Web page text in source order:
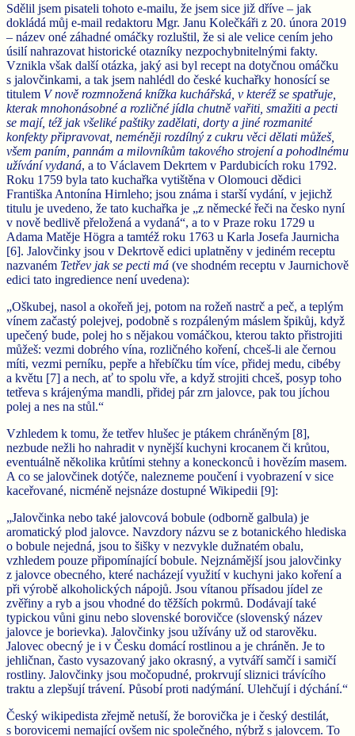
Sdělil jsem pisateli tohoto e-mailu, že jsem sice již dříve – jak
dokládá můj e-mail redaktoru Mgr. Janu Kolečkáři z 20. února 2019
– název oné záhadné omáčky rozluštil, že si ale velice cením jeho
úsilí nahrazovat historické otazníky nezpochybnitelnými fakty.
Vznikla však další otázka, jaký asi byl recept na dotyčnou omáčku
s jalovčinkami, a tak jsem nahlédl do české kuchařky honosící se
titulem V nově rozmnožená knížka kuchářská, v kteréž se spatřuje,
kterak mnohonásobné a rozličné jídla chutně vařiti, smažiti a pecti
se mají, též jak všeliké paštiky zadělati, dorty a jiné rozmanité
konfekty připravovat, neméněji rozdílný z cukru věci dělati můžeš,
všem paním, pannám a milovníkům takového strojení a pohodlnému
užívání vydaná, a to Václavem Dekrtem v Pardubicích roku 1792.
Roku 1759 byla tato kuchařka vytištěna v Olomouci dědici
Františka Antonína Hirnleho; jsou známa i starší vydání, v jejichž
titulu je uvedeno, že tato kuchařka je „z německé řeči na česko nyní
v nově bedlivě přeložená a vydaná“, a to v Praze roku 1729 u
Adama Matěje Högra a tamtéž roku 1763 u Karla Josefa Jaurnicha
[6]. Jalovčinky jsou v Dekrtově edici uplatněny v jediném receptu
nazvaném Tetřev jak se pecti má (ve shodném receptu v Jaurnichově
edici tato ingredience není uvedena):
„Oškubej, nasol a okořeň jej, potom na rožeň nastrč a peč, a teplým
vínem začastý polejvej, podobně s rozpáleným máslem špikůj, když
upečený bude, polej ho s nějakou vomáčkou, kterou takto přistrojiti
můžeš: vezmi dobrého vína, rozličného koření, chceš-li ale černou
míti, vezmi perníku, pepře a hřebíčku tím více, přidej medu, cibéby
a květu [7] a nech, ať to spolu vře, a když strojiti chceš, posyp toho
tetřeva s krájenýma mandli, přidej pár zrn jalovce, pak tou jíchou
polej a nes na stůl.“
Vzhledem k tomu, že tetřev hlušec je ptákem chráněným [8],
nezbude nežli ho nahradit v nynější kuchyni krocanem či krůtou,
eventuálně několika krůtími stehny a koneckonců i hovězím masem.
A co se jalovčinek dotýče, nalezneme poučení i vyobrazení v sice
kaceřované, nicméně nejsnáze dostupné Wikipedii [9]:
„Jalovčinka nebo také jalovcová bobule (odborně galbula) je
aromatický plod jalovce. Navzdory názvu se z botanického hlediska
o bobule nejedná, jsou to šišky v nezvykle dužnatém obalu,
vzhledem pouze připomínající bobule. Nejznámější jsou jalovčinky
z jalovce obecného, které nacházejí využití v kuchyni jako koření a
při výrobě alkoholických nápojů. Jsou vítanou přísadou jídel ze
zvěřiny a ryb a jsou vhodné do těžších pokrmů. Dodávají také
typickou vůni ginu nebo slovenské borovičce (slovenský název
jalovce je borievka). Jalovčinky jsou užívány už od starověku.
Jalovec obecný je i v Česku domácí rostlinou a je chráněn. Je to
jehličnan, často vysazovaný jako okrasný, a vytváří samčí i samičí
rostliny. Jalovčinky jsou močopudné, prokrvují sliznici trávícího
traktu a zlepšují trávení. Působí proti nadýmání. Ulehčují i dýchání.“
Český wikipedista zřejmě netuší, že borovička je i český destilát,
s borovicemi nemající ovšem nic společného, nýbrž s jalovcem. To